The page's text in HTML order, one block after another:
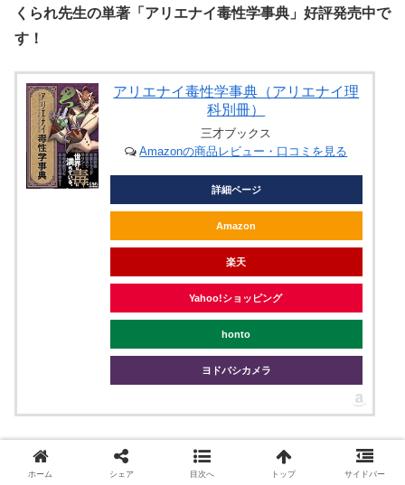
くられ先生の単著「アリエナイ毒性学事典」好評発売中で
す！
アリエナイ毒性学事典（アリエナイ理
科別冊）
三才ブックス
Amazonの商品レビュー・口コミを見る
詳細ページ
Amazon
楽天
Yahoo!ショッピング
honto
ヨドバシカメラ
工作系に特化した「アリエナイ工作事典」好評発売中で
す！
ホーム シェア 目次へ トップ サイドバー